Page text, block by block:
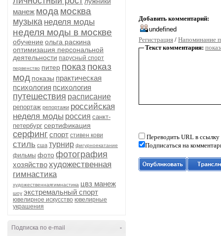
манеж мода москва
музыка неделя моды
неделя моды в москве
обучение ольга раскина
оптимизация персональной
деятельности парусный спорт
первенство питер показ показ
мод показы практическая
психология психология
путешествия расписание
репортаж репортажи российская
неделя моды россия санкт-
петербург сертификация
серфинг спорт стивен кови
стиль сша турнир фигурноекатание
фильмы фотофотография
хозяйствохудожественная
гимнастика
художественнаягимнастика цвз манеж
шоу экстремальный спорт
ювелирное искусство ювелирные
украшения
-
Подписка по e-mail
Добавить комментарий:
Регистрация / Напоминание
Текст комментария:
Переводить URL в ссылку
Подписаться на